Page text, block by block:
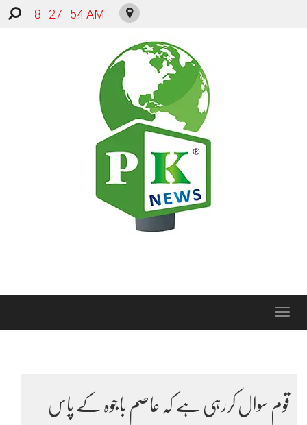
8 : 27 : 55 AM
Toggle
قوم سوال کررہی ہے کہ عاصم باجوہ کے پاس